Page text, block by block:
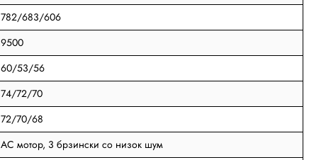
782/683/606
9500
60/53/56
74/72/70
72/70/68
AC мотор, 3 брзински со низок шум